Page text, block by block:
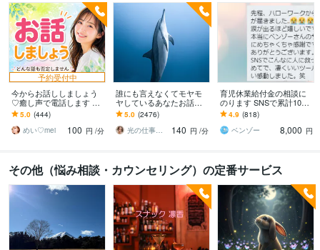
予約受付中
今からお話ししましょう
♡癒し声で電話します 気
楽にフリートーク♡雑談
から悩み相談まで✨5分で
も大歓迎❤️
5.0 (444)
めい♡mei
100 円 /分
誰にも言えなくてモヤモ
ヤしているあなたお話伺
います ひとりで抱え込ま
ないで！ちょっと聞いて
ほしい！でも大丈夫❤️
5.0 (2476)
光の仕事人☆picari
140 円 /分
育児休業給付金の相談に
のります SNSで累計1000
件超回答した、現役社労
士事務所職員が対応
4.9 (818)
ベンゾー
8,000 円
その他（悩み相談・カウンセリング）の定番サービス